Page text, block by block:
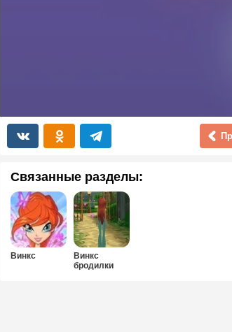
Связанные разделы:
Винкс
Винкс
бродилки